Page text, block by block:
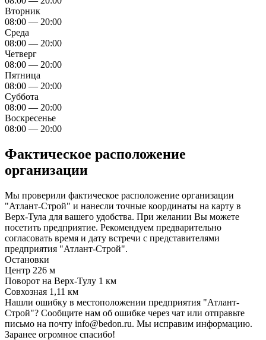
Вторник
08:00 — 20:00
Среда
08:00 — 20:00
Четверг
08:00 — 20:00
Пятница
08:00 — 20:00
Суббота
08:00 — 20:00
Воскресенье
08:00 — 20:00
Фактическое расположение
организации
Мы проверили фактическое расположение организации
"Атлант-Строй" и нанесли точные координаты на карту в
Верх-Тула для вашего удобства. При желании Вы можете
посетить предприятие. Рекомендуем предварительно
согласовать время и дату встречи с представителями
предприятия "Атлант-Строй".
Остановки
Центр 226 м
Поворот на Верх-Тулу 1 км
Совхозная 1,11 км
Нашли ошибку в местоположении предприятия "Атлант-
Строй"? Сообщите нам об ошибке через чат или отправьте
письмо на почту info@bedon.ru. Мы исправим информацию.
Заранее огромное спасибо!